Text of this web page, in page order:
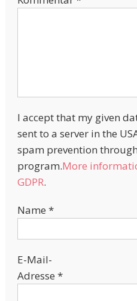
I accept that my given
sent to a server in the
spam prevention
program.More
GDPR.
Name *
E-Mail-
Adresse *